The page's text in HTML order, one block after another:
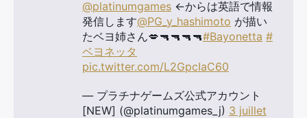
@platinumgames ←からは英語で情報
発信します@PG_y_hashimoto が描い
たベヨ姉さん💋🔫🔫🔫🔫#Bayonetta #
ベヨネッタ
pic.twitter.com/L2GpcIaC60
— プラチナゲームズ公式アカウント
[NEW] (@platinumgames_j) 3 juillet